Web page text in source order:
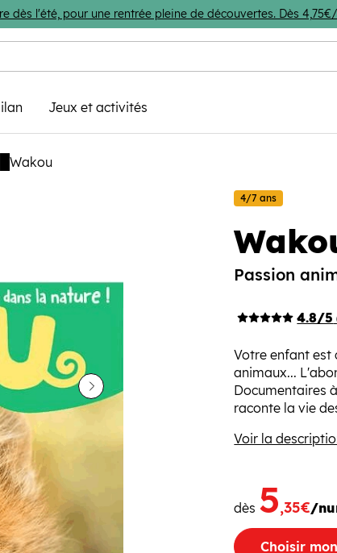
dès l'été, pour une rentrée pleine de découvertes. Dès
Jeux et activités
Wakou
Passion
4/7 ans
4.8/5
Votre enfant est
animaux...
Documentaires
raconte la vie
Voir la
dès 5,35€/
Choisir
Suivant